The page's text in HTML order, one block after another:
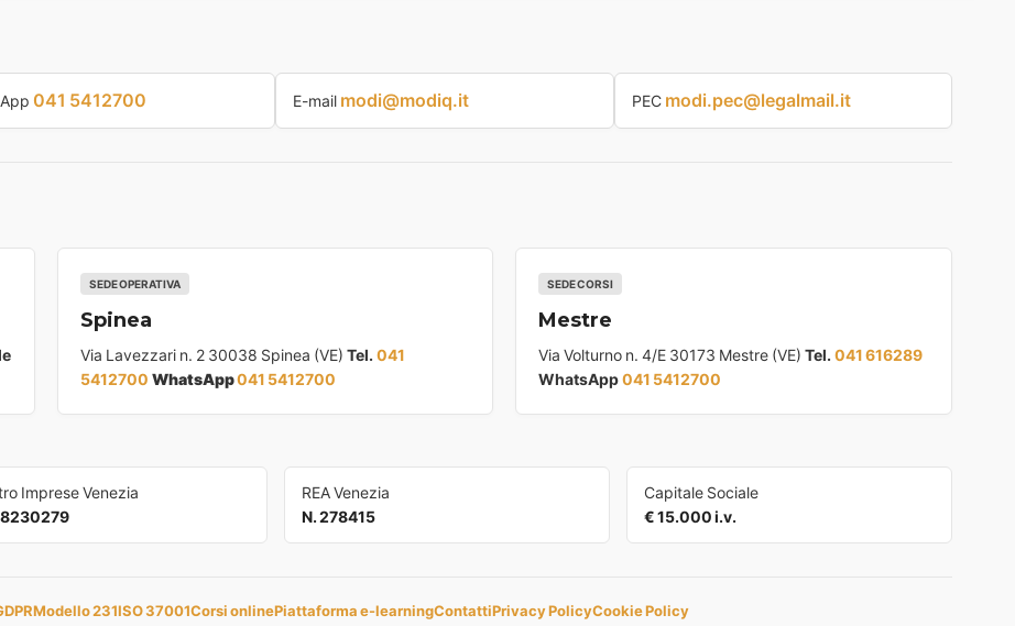
041 5412700 E-mail modi@modiq.it PEC modi.pec@legalmail.it
SEDE OPERATIVA
Spinea
Via Lavezzari n. 2 30038 Spinea (VE) Tel. 041
5412700 WhatsApp041 5412700
SEDE CORSI
Mestre
Via Volturno n. 4/E 30173 Mestre (VE)Tel. 041 616289
WhatsApp041 5412700
Imprese Venezia
REA Venezia
N. 278415
Capitale Sociale
€ 15.000 i.v.
Modello 231ISO 37001Corsi onlinePiattaforma e-learningContattiPrivacy PolicyCookie Policy